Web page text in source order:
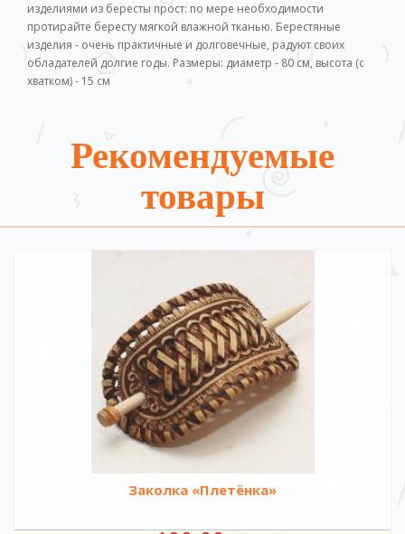
изделиями из бересты прост: по мере необходимости
протирайте бересту мягкой влажной тканью. Берестяные
изделия - очень практичные и долговечные, радуют своих
обладателей долгие годы. Размеры: диаметр - 80 см, высота (с
хватком) - 15 см
Рекомендуемые
товары
Заколка «Плетёнка»